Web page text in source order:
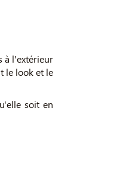
à l'extérieur
le look et le
soit en